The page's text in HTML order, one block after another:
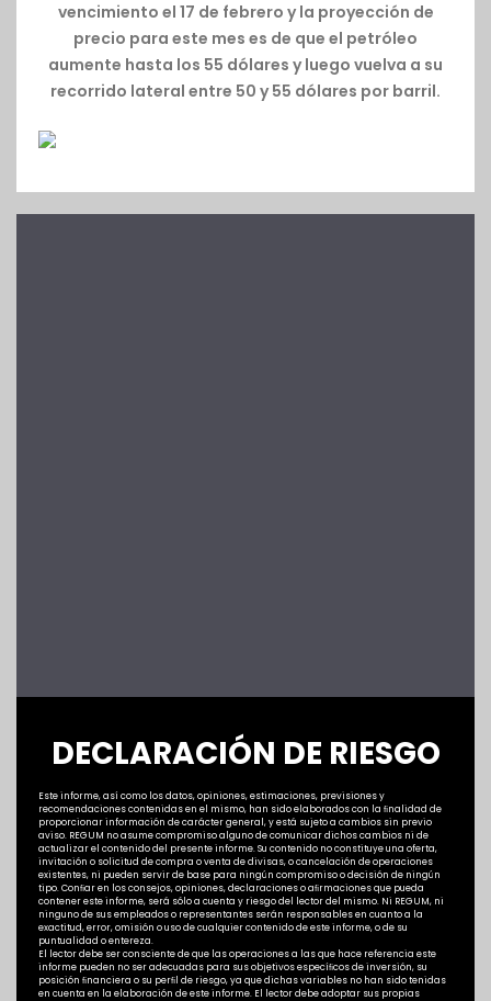
vencimiento el 17 de febrero y la proyección de
precio para este mes es de que el petróleo
aumente hasta los 55 dólares y luego vuelva a su
recorrido lateral entre 50 y 55 dólares por barril.
DECLARACIÓN DE RIESGO
Este informe, así como los datos, opiniones, estimaciones, previsiones y
recomendaciones contenidas en el mismo, han sido elaborados con la ﬁnalidad de
proporcionar información de carácter general, y está sujeto a cambios sin previo
aviso. REGUM no asume compromiso alguno de comunicar dichos cambios ni de
actualizar el contenido del presente informe. Su contenido no constituye una oferta,
invitación o solicitud de compra o venta de divisas, o cancelación de operaciones
existentes, ni pueden servir de base para ningún compromiso o decisión de ningún
tipo. Conﬁar en los consejos, opiniones, declaraciones o aﬁrmaciones que pueda
contener este informe, será sólo a cuenta y riesgo del lector del mismo. Ni REGUM, ni
ninguno de sus empleados o representantes serán responsables en cuanto a la
exactitud, error, omisión o uso de cualquier contenido de este informe, o de su
puntualidad o entereza.
El lector debe ser consciente de que las operaciones a las que hace referencia este
informe pueden no ser adecuadas para sus objetivos especíﬁcos de inversión, su
posición ﬁnanciera o su perﬁl de riesgo, ya que dichas variables no han sido tenidas
en cuenta en la elaboración de este informe. El lector debe adoptar sus propias